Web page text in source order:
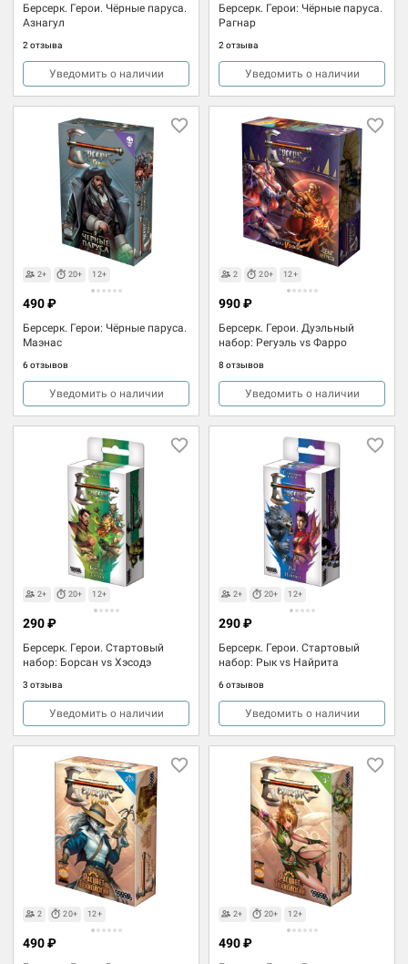
Берсерк. Герои. Чёрные паруса.
Азнагул
2 отзыва
Уведомить о наличии
Берсерк. Герои: Чёрные паруса.
Рагнар
2 отзыва
Уведомить о наличии
2+ 20+ 12+
Берсерк. Герои: Чёрные паруса.
Маэнас
6 отзывов
490 ₽
Уведомить о наличии
2 20+ 12+
Берсерк. Герои. Дуэльный
набор: Регуэль vs Фарро
8 отзывов
990 ₽
Уведомить о наличии
2+ 20+ 12+
Берсерк. Герои. Стартовый
набор: Борсан vs Хэсодэ
3 отзыва
290 ₽
Уведомить о наличии
2+ 20+ 12+
Берсерк. Герои. Стартовый
набор: Рык vs Найрита
6 отзывов
290 ₽
Уведомить о наличии
2 20+ 12+
490 ₽
2+ 20+ 12+
490 ₽